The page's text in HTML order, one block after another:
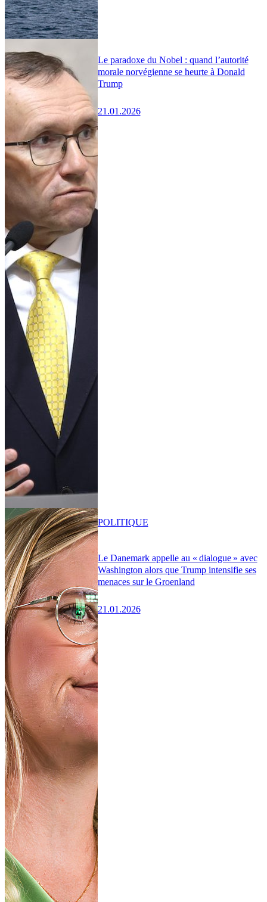
Le paradoxe du Nobel : quand l’autorité
morale norvégienne se heurte à Donald
Trump
21.01.2026
Le Danemark appelle au « dialogue » avec
Washington alors que Trump intensifie ses
menaces sur le Groenland
21.01.2026
POLITIQUE